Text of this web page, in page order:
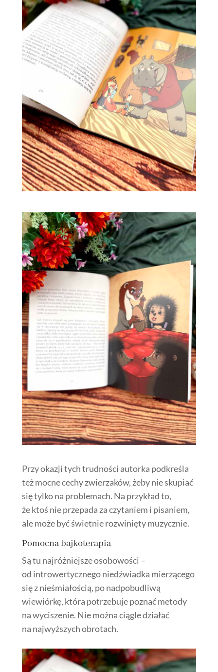
Przy okazji tych trudności autorka podkreśla
też mocne cechy zwierzaków, żeby nie skupiać
się tylko na problemach. Na przykład to,
że ktoś nie przepada za czytaniem i pisaniem,
ale może być świetnie rozwinięty muzycznie.
Pomocna bajkoterapia
Są tu najróżniejsze osobowości –
od introwertycznego niedźwiadka mierzącego
się z nieśmiałością, po nadpobudliwą
wiewiórkę, która potrzebuje poznać metody
na wyciszenie. Nie można ciągle działać
na najwyższych obrotach.